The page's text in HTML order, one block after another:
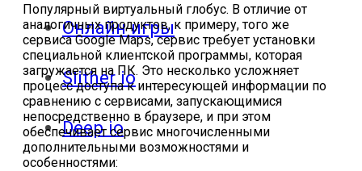
Онлайн игры
Slither io
Deep io
Популярный виртуальный глобус. В отличие от
аналогичных продуктов, к примеру, того же
сервиса Google Maps, сервис требует установки
специальной клиентской программы, которая
загружается на ПК. Это несколько усложняет
процесс доступа к интересующей информации по
сравнению с сервисами, запускающимися
непосредственно в браузере, и при этом
обеспечивает сервис многочисленными
дополнительными возможностями и
особенностями: